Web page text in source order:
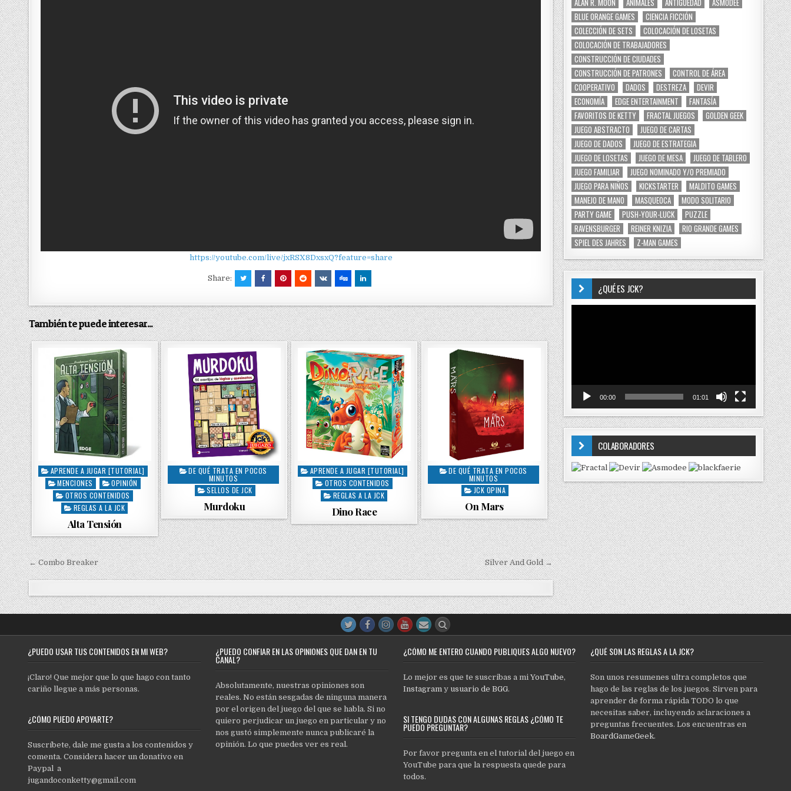
https://youtube.com/live/jxRSX8DxsxQ?feature=share
Share:
También te puede interesar...
P
i
n
APRENDE A JUGAR [TUTORIAL]
MENCIONES
OPINIÓN
OTROS CONTENIDOS
REGLAS A LA JCK
Alta Tensión
o
e
d
i
n
DE QUÉ TRATA EN POCOS
MINUTOS
SELLOS DE JCK
Murdoku
P
d
i
n
APRENDE A JUGAR [TUTORIAL]
OTROS CONTENIDOS
REGLAS A LA JCK
Dino Race
o
e
d
i
n
DE QUÉ TRATA EN POCOS
MINUTOS
JCK OPINA
On Mars
N
a
v
g
a
c
i
n
d
e
e
← Combo Breaker Silver And Gold →
ALAN R. MOON ANIMALES ANTIGÜEDAD
ASMODEE
BLUE ORANGE GAMES
CIENCIA FICCIÓN
COLECCIÓN DE SETS
COLOCACIÓN DE LOSETAS
COLOCACIÓN DE TRABAJADORES
CONSTRUCCIÓN DE CIUDADES
CONSTRUCCIÓN DE PATRONES
CONTROL DE ÁREA
COOPERATIVO
DADOS DESTREZA
DEVIR
ECONOMÍA
EDGE ENTERTAINMENT
FANTASÍA
FAVORITOS DE KETTY
FRACTAL JUEGOS
GOLDEN GEEK
JUEGO ABSTRACTO
JUEGO DE CARTAS
JUEGO DE DADOS
JUEGO DE ESTRATEGIA
JUEGO DE LOSETAS
JUEGO DE MESA
JUEGO DE TABLERO
JUEGO FAMILIAR
JUEGO NOMINADO Y/O PREMIADO
JUEGO PARA NIÑOS
KICKSTARTER
MALDITO GAMES
MANEJO DE MANO
MASQUEOCA
MODO SOLITARIO
PARTY GAME
PUSH-YOUR-LUCK
PUZZLE
RAVENSBURGER
REINER KNIZIA
RIO GRANDE GAMES
SPIEL DES JAHRES
Z-MAN GAMES
¿QUÉ ES JCK?
00:00 01:01
COLABORADORES
¿PUEDO USAR TUS CONTENIDOS EN MI WEB?
¡Claro! Que mejor que lo que hago con tanto
cariño llegue a más personas.
¿CÓMO PUEDO APOYARTE?
Suscríbete, dale me gusta a los contenidos y
comenta. Considera hacer un donativo en
Paypal a
jugandoconketty@gmail.com
¿PUEDO CONFIAR EN LAS OPINIONES QUE DAN EN TU
CANAL?
Absolutamente, nuestras opiniones son
reales. No están sesgadas de ninguna manera
por el origen del juego del que se habla. Si no
quiero perjudicar un juego en particular y no
nos gustó simplemente nunca publicaré la
opinión. Lo que puedes ver es real.
¿CÓMO ME ENTERO CUANDO PUBLIQUES ALGO NUEVO?
Lo mejor es que te suscribas a mi YouTube,
Instagram y usuario de BGG.
SI TENGO DUDAS CON ALGUNAS REGLAS ¿CÓMO TE
PUEDO PREGUNTAR?
Por favor pregunta en el tutorial del juego en
YouTube para que la respuesta quede para
todos.
¿QUÉ SON LAS REGLAS A LA JCK?
Son unos resumenes ultra completos que
hago de las reglas de los juegos. Sirven para
aprender de forma rápida TODO lo que
necesitas saber, incluyendo aclaraciones a
preguntas frecuentes. Los encuentras en
BoardGameGeek.